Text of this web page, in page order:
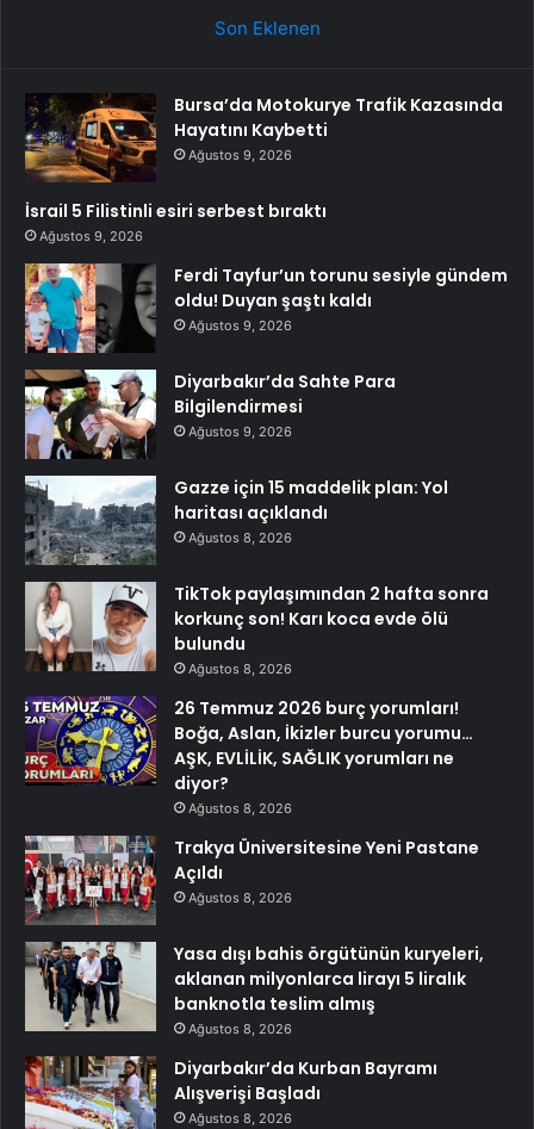
Son Eklenen
Bursa’da Motokurye Trafik Kazasında
Hayatını Kaybetti
Ağustos 9, 2026
İsrail 5 Filistinli esiri serbest bıraktı
Ağustos 9, 2026
Ferdi Tayfur’un torunu sesiyle gündem
oldu! Duyan şaştı kaldı
Ağustos 9, 2026
Diyarbakır’da Sahte Para
Bilgilendirmesi
Ağustos 9, 2026
Gazze için 15 maddelik plan: Yol
haritası açıklandı
Ağustos 8, 2026
TikTok paylaşımından 2 hafta sonra
korkunç son! Karı koca evde ölü
bulundu
Ağustos 8, 2026
26 Temmuz 2026 burç yorumları!
Boğa, Aslan, İkizler burcu yorumu…
AŞK, EVLİLİK, SAĞLIK yorumları ne
diyor?
Ağustos 8, 2026
Trakya Üniversitesine Yeni Pastane
Açıldı
Ağustos 8, 2026
Yasa dışı bahis örgütünün kuryeleri,
aklanan milyonlarca lirayı 5 liralık
banknotla teslim almış
Ağustos 8, 2026
Diyarbakır’da Kurban Bayramı
Alışverişi Başladı
Ağustos 8, 2026